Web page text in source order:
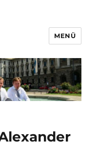
Schwarzer
MENÜ